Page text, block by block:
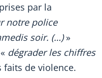
par la
notre police
soir. (…)»
dégrader les chiffres
de violence.